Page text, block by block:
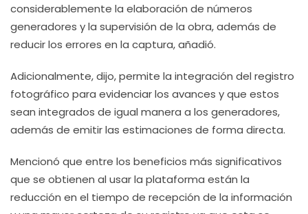
considerablemente la elaboración de números
generadores y la supervisión de la obra, además de
reducir los errores en la captura, añadió.
Adicionalmente, dijo, permite la integración del registro
fotográfico para evidenciar los avances y que estos
sean integrados de igual manera a los generadores,
además de emitir las estimaciones de forma directa.
Mencionó que entre los beneficios más significativos
que se obtienen al usar la plataforma están la
reducción en el tiempo de recepción de la información